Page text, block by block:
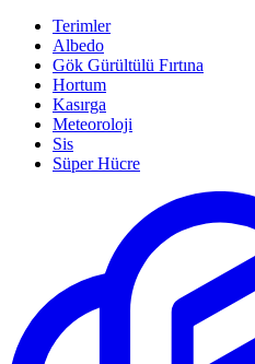
Terimler
Albedo
Gök Gürültülü Fırtına
Hortum
Kasırga
Meteoroloji
Sis
Süper Hücre